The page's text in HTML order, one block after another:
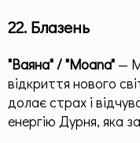
22. Блазень
"Ваяна" / "Moana" —
відкриття нового
долає страх і
енергію Дурня, яка